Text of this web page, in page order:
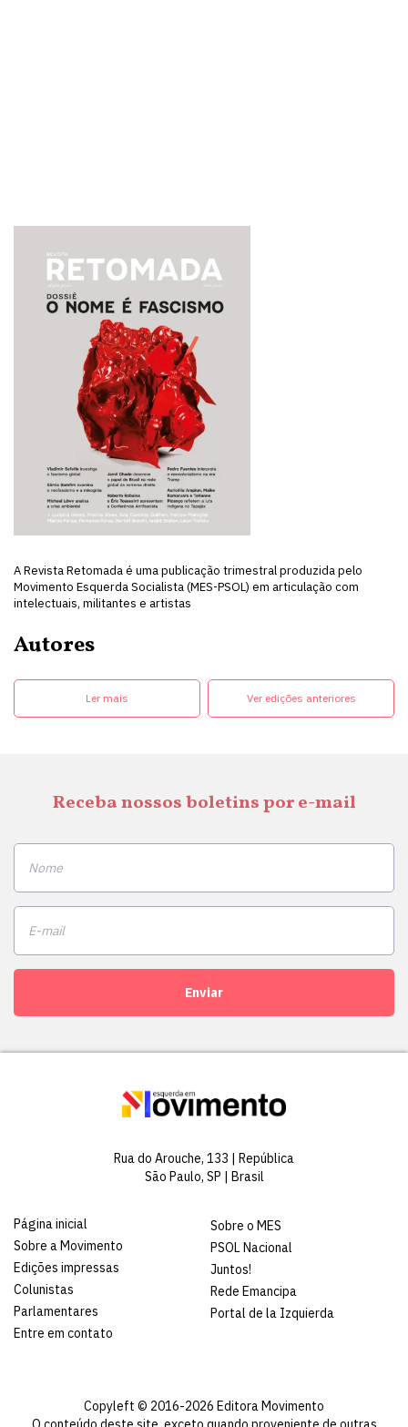
A Revista Retomada é uma publicação trimestral produzida pelo
Movimento Esquerda Socialista (MES-PSOL) em articulação com
intelectuais, militantes e artistas
Autores
Ler mais Ver edições anteriores
Receba nossos boletins por e-mail
Enviar
Rua do Arouche, 133 | República
São Paulo, SP | Brasil
Página inicial
Sobre a Movimento
Edições impressas
Colunistas
Parlamentares
Entre em contato
Sobre o MES
PSOL Nacional
Juntos!
Rede Emancipa
Portal de la Izquierda
Copyleft © 2016-2026 Editora Movimento